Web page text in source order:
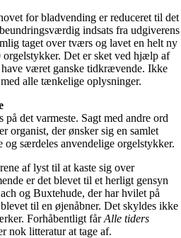
for bladvending er reduceret til det
indsats fra udgiverens
taget over tværs og lavet en helt ny
Det er sket ved hjælp af
været ganske tidkrævende. Ikke
alle tænkelige oplysninger.
på det varmeste. Sagt med andre ord
organist, der ønsker sig en samlet
særdeles anvendelige orgelstykker.
af lyst til at kaste sig over
er det blevet til et herligt gensyn
og Buxtehude, der har hvilet på
til en øjenåbner. Det skyldes ikke
Forhåbentligt fårAlle tiders
nok litteratur at tage af.